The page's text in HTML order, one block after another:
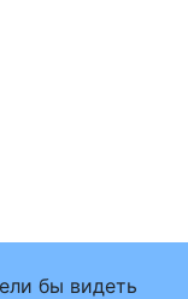
бы видеть